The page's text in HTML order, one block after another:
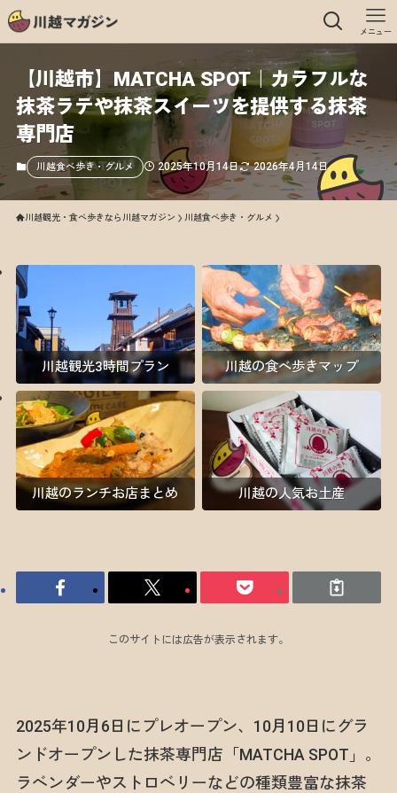
メニュー
【川越市】MATCHA SPOT｜カラフルな
抹茶ラテや抹茶スイーツを提供する抹茶
専門店
川越食べ歩き・グルメ 2025年10月14日 2026年4月14日
川越観光・食べ歩きなら川越マガジン 川越食べ歩き・グルメ
川越観光3時間プラン 川越の食べ歩きマップ
川越のランチお店まとめ 川越の人気お土産
このサイトには広告が表示されます。
2025年10月6日にプレオープン、10月10日にグラ
ンドオープンした抹茶専門店「MATCHA SPOT」。
ラベンダーやストロベリーなどの種類豊富な抹茶